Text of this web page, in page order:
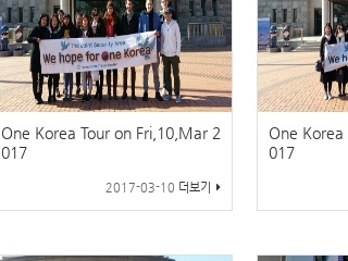
One Korea Tour on Fri,10,Mar 2
017
2017-03-10 더보기
One Korea
017